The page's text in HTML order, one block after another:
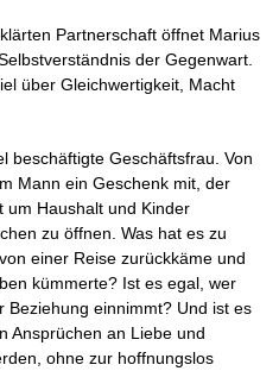
Partnerschaft öffnet Marius
der Gegenwart.
über Gleichwertigkeit, Macht
beschäftigte Geschäftsfrau. Von
Mann ein Geschenk mit, der
um Haushalt und Kinder
zu öffnen. Was hat es zu
einer Reise zurückkäme und
kümmerte? Ist es egal, wer
Beziehung einnimmt? Und ist es
Ansprüchen an Liebe und
ohne zur hoffnungslos